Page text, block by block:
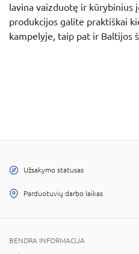
lavina vaizduotę ir kūrybinius
produkcijos galite praktiškai
kampelyje, taip pat ir Baltijos
Užsakymo statusas
Parduotuvių darbo laikas
BENDRA INFORMACIJA